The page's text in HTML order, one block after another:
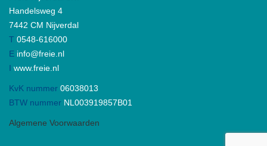
Handelsweg 4
7442 CM Nijverdal
T 0548-616000
E info@freie.nl
I www.freie.nl
KvK nummer 06038013
BTW nummer NL003919857B01
Algemene Voorwaarden